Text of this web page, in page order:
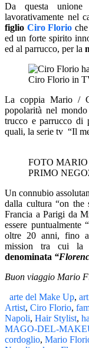
Da questa
lavorativamente nel
figlio Ciro Florio
ed un forte spirito
ed al parrucco, per la
Ciro Florio in
La coppia Mario /
popolarità nel
trucco e parrucco di
quali, la serie tv “Il
FOTO
PRIMO
Un connubio
dalla cultura “on the
Francia a Parigi da
essere
oltre 20 anni, fino
mission tra cui la
denominata
Buon viaggio Mario
arte del Make Up,
Artist, Ciro Florio,
Napoli, Hair Stylist,
MAGO-DEL-
cordoglio, Mario